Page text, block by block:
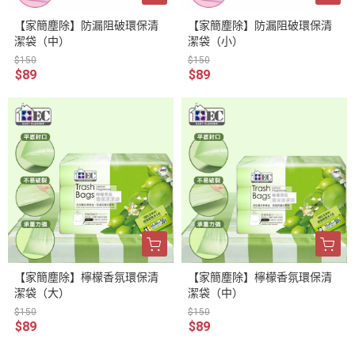
【家簡塵除】防漏阻破環保清
潔袋（中）
$150
$89
【家簡塵除】防漏阻破環保清
潔袋（小）
$150
$89
【家簡塵除】檸檬香氛環保清
潔袋（大）
$150
$89
【家簡塵除】檸檬香氛環保清
潔袋（中）
$150
$89